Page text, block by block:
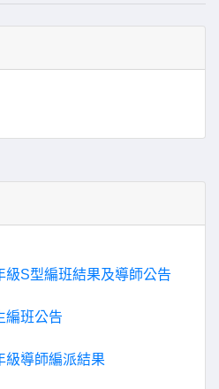
級S型編班結果及導師公告
編班公告
級導師編派結果